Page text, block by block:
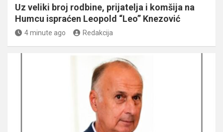
Uz veliki broj rodbine, prijatelja i komšija na
Humcu ispraćen Leopold “Leo” Knezović
4 minute ago Redakcija